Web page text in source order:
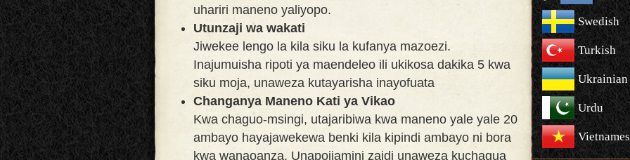
uhariri maneno yaliyopo.
Utunzaji wa wakati
Jiwekee lengo la kila siku la kufanya mazoezi.
Inajumuisha ripoti ya maendeleo ili ukikosa dakika 5 kwa
siku moja, unaweza kutayarisha inayofuata
Changanya Maneno Kati ya Vikao
Kwa chaguo-msingi, utajaribiwa kwa maneno yale yale 20
ambayo hayajawekewa benki kila kipindi ambayo ni bora
kwa wanaoanza. Unapojiamini zaidi unaweza kuchagua
Swedish
Turkish
Ukrainian
Urdu